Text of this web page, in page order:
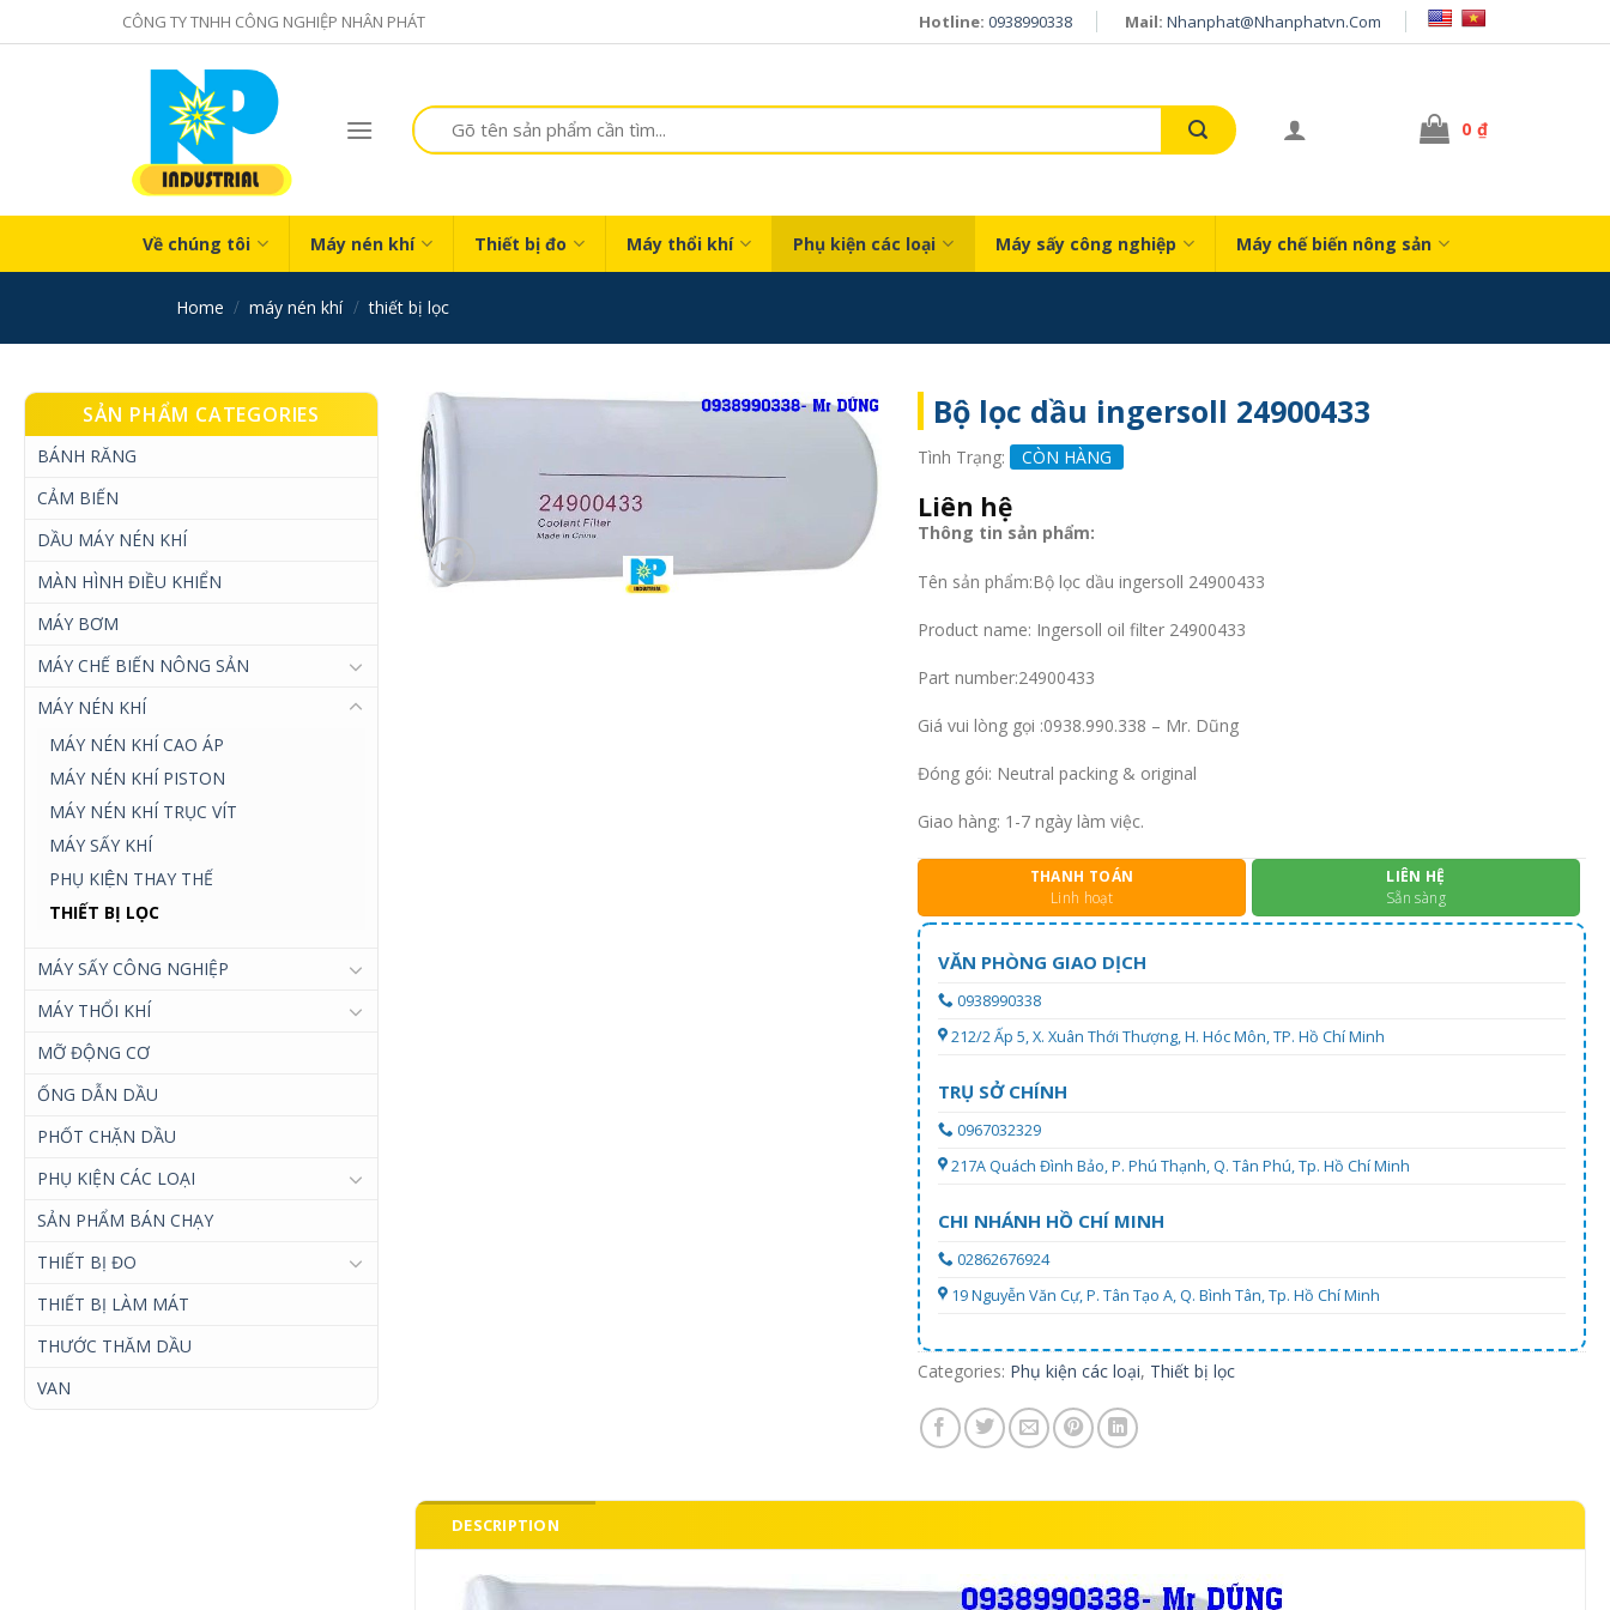
to
CÔNG TY TNHH CÔNG NGHIỆP NHÂN PHÁT Hotline: 0938990338 Mail: Nhanphat@nhanphatvn.com
Search
for:
0 ₫
Về chúng tôi Máy nén khí Thiết bị đo Máy thổi khí Phụ kiện các loại Máy sấy công nghiệp Máy chế biến nông sản
home / máy nén khí / thiết bị lọc
SẢN PHẨM CATEGORIES
BÁNH RĂNG
CẢM BIẾN
DẦU MÁY NÉN KHÍ
MÀN HÌNH ĐIỀU KHIỂN
MÁY BƠM
MÁY CHẾ BIẾN NÔNG SẢN
MÁY NÉN KHÍ
MÁY NÉN KHÍ CAO ÁP
MÁY NÉN KHÍ PISTON
MÁY NÉN KHÍ TRỤC VÍT
MÁY SẤY KHÍ
PHỤ KIỆN THAY THẾ
THIẾT BỊ LỌC
MÁY SẤY CÔNG NGHIỆP
MÁY THỔI KHÍ
MỠ ĐỘNG CƠ
ỐNG DẪN DẦU
PHỐT CHẶN DẦU
PHỤ KIỆN CÁC LOẠI
SẢN PHẨM BÁN CHẠY
THIẾT BỊ ĐO
THIẾT BỊ LÀM MÁT
THƯỚC THĂM DẦU
VAN
Bộ lọc dầu ingersoll 24900433
Tình Trạng: CÒN HÀNG
Liên hệ
Thông tin sản phẩm:
Tên sản phẩm:Bộ lọc dầu ingersoll 24900433
Product name: Ingersoll oil filter 24900433
Part number:24900433
Giá vui lòng gọi :0938.990.338 – Mr. Dũng
Đóng gói: Neutral packing & original
Giao hàng: 1-7 ngày làm việc.
THANH TOÁN
Linh hoạt
LIÊN HỆ
Sẵn sàng
VĂN PHÒNG GIAO DỊCH
0938990338
212/2 Ấp 5, X. Xuân Thới Thượng, H. Hóc Môn, TP. Hồ Chí Minh
TRỤ SỞ CHÍNH
0967032329
217A Quách Đình Bảo, P. Phú Thạnh, Q. Tân Phú, Tp. Hồ Chí Minh
CHI NHÁNH HỒ CHÍ MINH
02862676924
19 Nguyễn Văn Cự, P. Tân Tạo A, Q. Bình Tân, Tp. Hồ Chí Minh
Categories: Phụ kiện các loại, Thiết bị lọc
DESCRIPTION